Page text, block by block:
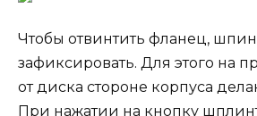
Чтобы отвинтить фланец,
зафиксировать. Для этого на
от диска стороне корпуса
При нажатии на кнопку